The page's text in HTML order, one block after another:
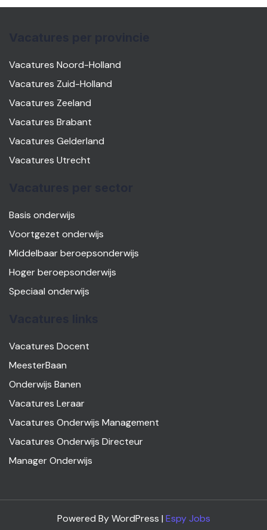
Vacatures Noord-Holland
Vacatures Zuid-Holland
Vacatures Zeeland
Vacatures Brabant
Vacatures Gelderland
Vacatures Utrecht
Basis onderwijs
Voortgezet onderwijs
Middelbaar beroepsonderwijs
Hoger beroepsonderwijs
Speciaal onderwijs
Vacatures Docent
MeesterBaan
Onderwijs Banen
Vacatures Leraar
Vacatures Onderwijs Management
Vacatures Onderwijs Directeur
Manager Onderwijs
Powered By WordPress | Espy Jobs